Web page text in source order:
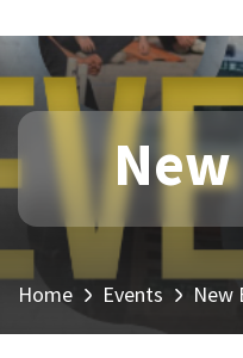
Home Events New